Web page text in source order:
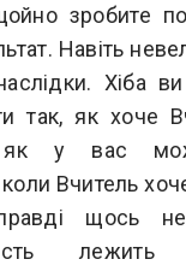
зробите
Навіть
Хіба
так, як хоче
у вас
Вчитель
щось